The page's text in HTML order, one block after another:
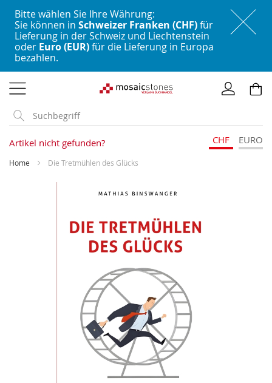
Bitte wählen Sie Ihre Währung:
Sie können in Schweizer Franken (CHF)für
Lieferung in der Schweiz und Liechtenstein
oder Euro (EUR)für die Lieferung in Europa
bezahlen.
zum
Inhalt
Artikel nicht gefunden? CHF EURO
Home Die Tretmühlen des Glücks